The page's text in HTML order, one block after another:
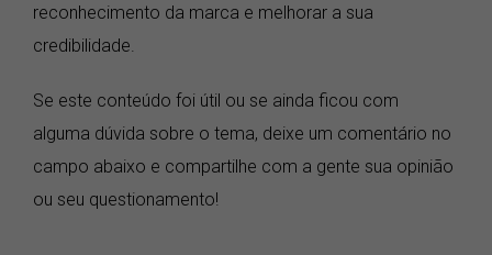
reconhecimento da marca e melhorar a sua
credibilidade.
Se este conteúdo foi útil ou se ainda ficou com
alguma dúvida sobre o tema, deixe um comentário no
campo abaixo e compartilhe com a gente sua opinião
ou seu questionamento!